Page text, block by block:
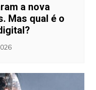
a nova
Mas qual é o